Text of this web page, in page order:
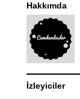
Hakkımda
İzleyiciler